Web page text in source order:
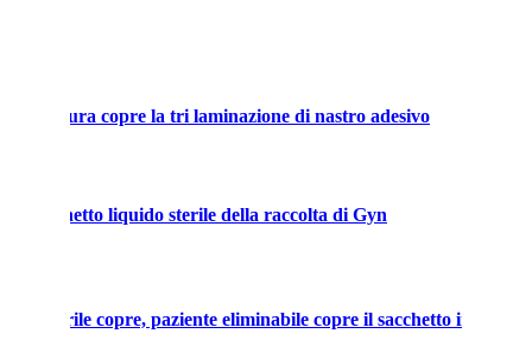
copre la tri laminazione di nastro adesivo
il sacchetto liquido sterile della raccolta di Gyn
sterile copre, paziente eliminabile copre il sacchetto incide il